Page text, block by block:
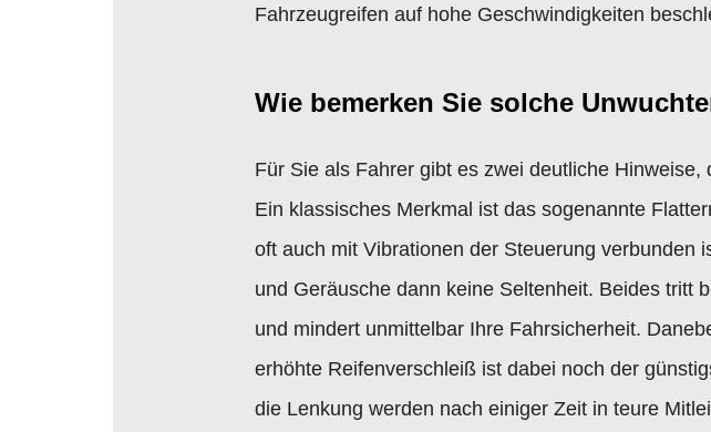
Fahrzeugreifen auf hohe Geschwindigkeiten
Wie bemerken Sie solche
Für Sie als Fahrer gibt es zwei deutliche
Ein klassisches Merkmal ist das sogenannte
oft auch mit Vibrationen der Steuerung verbunden
und Geräusche dann keine Seltenheit. Beides tritt
und mindert unmittelbar Ihre Fahrsicherheit.
erhöhte Reifenverschleiß ist dabei noch der
die Lenkung werden nach einiger Zeit in teure